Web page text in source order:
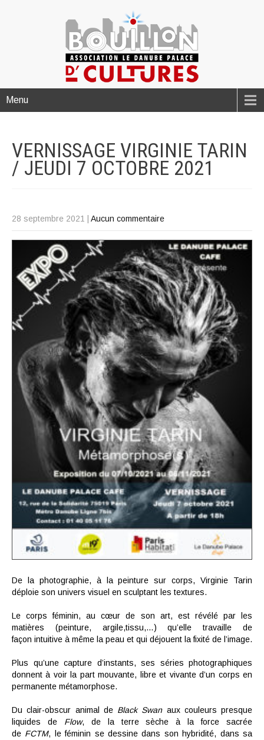
Menu
VERNISSAGE VIRGINIE TARIN
/ JEUDI 7 OCTOBRE 2021
28 septembre 2021 Aucun commentaire
De la photographie, à la peinture sur corps, Virginie Tarin
déploie son univers visuel en sculptant les textures.
Le corps féminin, au cœur de son art, est révélé par les
matières (peinture, argile,tissu,…) qu’elle travaille de
façon intuitive à même la peau et qui déjouent la fixité de l’image.
Plus qu’une capture d’instants, ses séries photographiques
donnent à voir la part mouvante, libre et vivante d’un corps en
permanente métamorphose.
Du clair-obscur animal de Black Swanaux couleurs presque
liquides de Flow, de la terre sèche à la force sacrée
de FCTM, le féminin se dessine dans son hybridité, dans sa